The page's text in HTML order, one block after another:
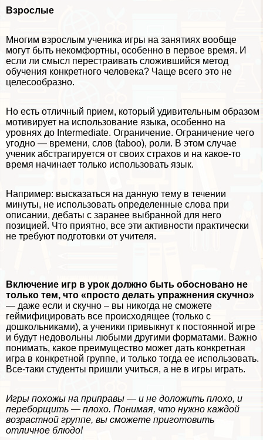
Взрослые
Многим взрослым ученика игры на занятиях вообще
могут быть некомфортны, особенно в первое время. И
если ли смысл перестраивать сложившийся метод
обучения конкретного человека? Чаще всего это не
целесообразно.
Но есть отличный прием, который удивительным образом
мотивирует на использование языка, особенно на
уровнях до Intermediate. Ограничение. Ограничение чего
угодно — времени, слов (taboo), роли. В этом случае
ученик абстрагируется от своих страхов и на какое-то
время начинает только использовать язык.
Например: высказаться на данную тему в течении
минуты, не использовать определенные слова при
описании, дебаты с заранее выбранной для него
позицией. Что приятно, все эти активности пpaктически
не требуют подготовки от учителя.
Включение игр в урок должно быть обосновано не
только тем, что «просто делать упражнения скучно»
— даже если и скучно – вы никогда не сможете
гeймифицировать все происходящее (только с
дошкольниками), а ученики привыкнут к постоянной игре
и будут недовольны любыми другими форматами. Важно
понимать, какое преимущество может дать конкретная
игра в конкретной группе, и только тогда ее использовать.
Все-таки студенты пришли учиться, а не в игры играть.
Игры похожы на приправы — и не доложить плохо, и
переборщить — плохо. Понимая, что нужно каждой
возрастной группе, вы сможете приготовить
отличное блюдо!